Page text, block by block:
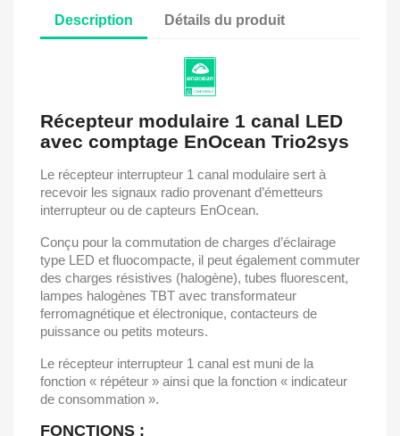
Description Détails du produit
Récepteur modulaire 1 canal LED
avec comptage EnOcean Trio2sys
Le récepteur interrupteur 1 canal modulaire sert à
recevoir les signaux radio provenant d’émetteurs
interrupteur ou de capteurs EnOcean.
Conçu pour la commutation de charges d’éclairage
type LED et fluocompacte, il peut également commuter
des charges résistives (halogène), tubes fluorescent,
lampes halogènes TBT avec transformateur
ferromagnétique et électronique, contacteurs de
puissance ou petits moteurs.
Le récepteur interrupteur 1 canal est muni de la
fonction « répéteur » ainsi que la fonction « indicateur
de consommation ».
FONCTIONS :